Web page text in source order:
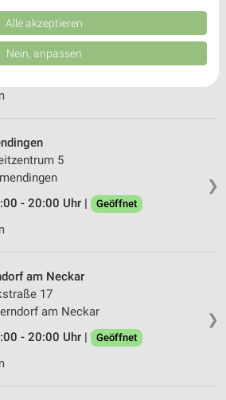
2
- 20:00 Uhr | Geöffnet
❯
5
- 20:00 Uhr |
Geöffnet
❯
am Neckar
17
am Neckar
- 20:00 Uhr |
Geöffnet
verschiedenen Quellen. Entwicklung und
Verwendung reduzierter Daten zur Auswahl
Europäischen Union weitergegeben und in die
Zwecke:
auf Informationen
Daten zur Auswahl von
für personalisierte
zur Auswahl
zur Personalisierung
Alle akzeptieren
Nein, anpassen